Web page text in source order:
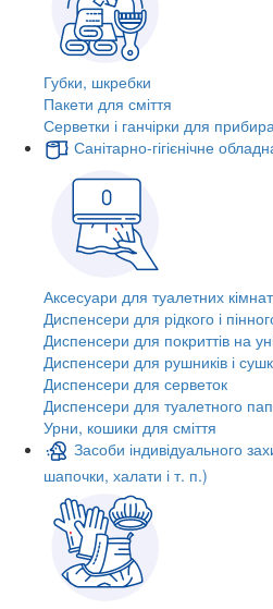
Губки, шкребки
Пакети для сміття
Серветки і ганчірки для
Санітарно-гігієнічне
Аксесуари для туалетних кімнат
Диспенсери для рідкого і
Диспенсери для покриттів на
Диспенсери для рушників і
Диспенсери для серветок
Диспенсери для туалетного
Урни, кошики для сміття
Засоби індивідуального
шапочки, халати і т. п.)